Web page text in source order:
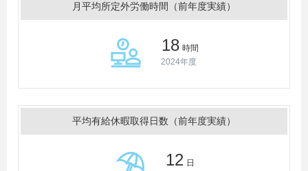
月平均所定外労働時間（前年度実績）
18 時間
2024年度
平均有給休暇取得日数（前年度実績）
12 日